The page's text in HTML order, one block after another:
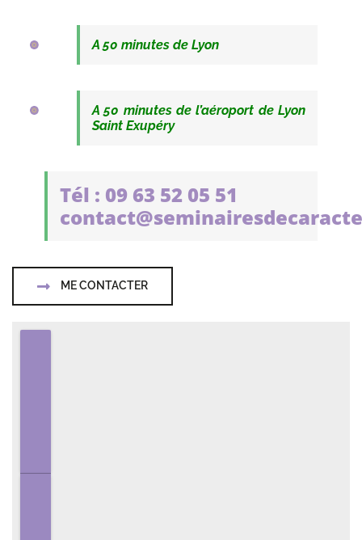
A 50 minutes de Lyon
A 50 minutes de l’aéroport de Lyon
Saint Exupéry
Tél : 09 63 52 05 51
ME CONTACTER